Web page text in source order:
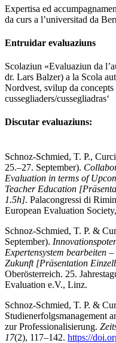
Expertisa ed
da curs a l’universitad da
Entruidar evaluaziuns
Scolaziun «Evaluaziun da
dr. Lars Balzer) a la Scola
Nordvest, svilup da
cussegliaders/cussegliadras‘
Discutar evaluaziuns:
Schnoz-Schmied, T. P.,
25.–27. September).
Evaluation in terms of
Teacher Education
1.5h]. Palacongressi di
European Evaluation
Schnoz-Schmied, T. P. &
September).
Expertensystem bearbeiten
Zukunft [Präsentation
Oberösterreich. 25.
Evaluation e.V., Linz.
Schnoz-Schmied, T. P. &
Studienerfolgsmanagement
zur Professionalisierung.
17(2), 117–142. https://